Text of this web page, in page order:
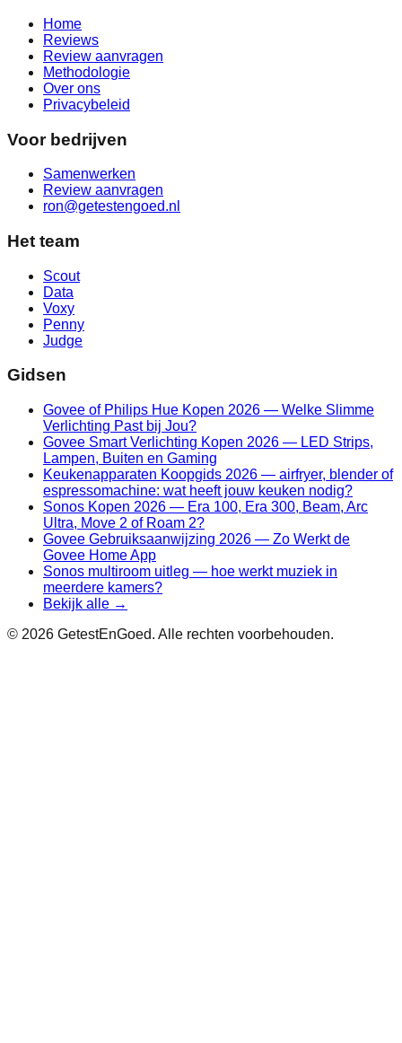
Home
Reviews
Review aanvragen
Methodologie
Over ons
Privacybeleid
Voor bedrijven
Samenwerken
Review aanvragen
ron@getestengoed.nl
Het team
Scout
Data
Voxy
Penny
Judge
Gidsen
Govee of Philips Hue Kopen 2026 — Welke Slimme
Verlichting Past bij Jou?
Govee Smart Verlichting Kopen 2026 — LED Strips,
Lampen, Buiten en Gaming
Keukenapparaten Koopgids 2026 — airfryer, blender of
espressomachine: wat heeft jouw keuken nodig?
Sonos Kopen 2026 — Era 100, Era 300, Beam, Arc
Ultra, Move 2 of Roam 2?
Govee Gebruiksaanwijzing 2026 — Zo Werkt de
Govee Home App
Sonos multiroom uitleg — hoe werkt muziek in
meerdere kamers?
Bekijk alle →
© 2026 GetestEnGoed. Alle rechten voorbehouden.